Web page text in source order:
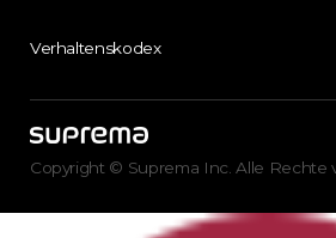
Verhaltenskodex
Copyright © Suprema Inc. Alle Rechte